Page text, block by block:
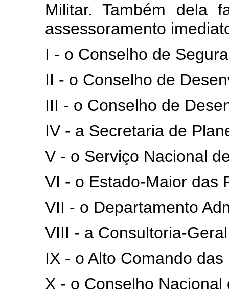
Militar. Também dela
assessoramento
I - o Conselho de
II - o Conselho de
III - o Conselho de
IV - a Secretaria de
V - o Serviço Nacional
VI - o Estado-Maior das
VII - o Departamento
VIII - a Consultoria-
IX - o Alto Comando
X - o Conselho